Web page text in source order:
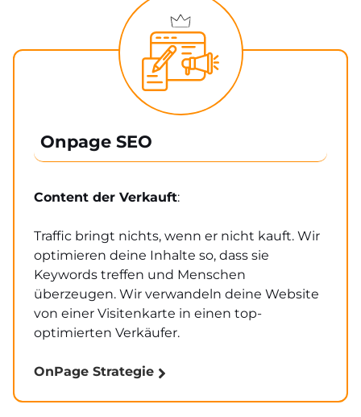
Onpage SEO
Content der Verkauft:
Traffic bringt nichts, wenn er nicht kauft. Wir
optimieren deine Inhalte so, dass sie
Keywords treffen und Menschen
überzeugen. Wir verwandeln deine Website
von einer Visitenkarte in einen top-
optimierten Verkäufer.
OnPage Strategie